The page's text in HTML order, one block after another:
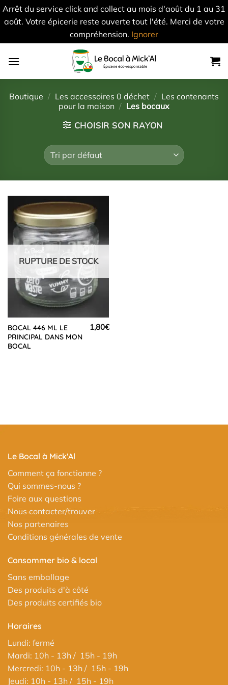
Arrêt du service click and collect au mois d'août du 1 au 31
août. Votre épicerie reste ouverte tout l'été. Merci de votre
compréhension. Ignorer
Boutique / Les accessoires 0 déchet / Les contenants
pour la maison / Les bocaux
CHOISIR SON RAYON
RUPTURE DE STOCK
BOCAL 446 ML LE
PRINCIPAL DANS MON
BOCAL
1,80€
Le Bocal à Mick'Al
Comment ça fonctionne ?
Qui sommes-nous ?
Foire aux questions
Nous contacter/trouver
Nos partenaires
Conditions générales de vente
Consommer bio & local
Sans emballage
Des produits d'à côté
Des produits certifiés bio
Horaires
Lundi: fermé
Mardi: 10h - 13h / 15h - 19h
Mercredi: 10h - 13h / 15h - 19h
Jeudi: 10h - 13h / 15h - 19h